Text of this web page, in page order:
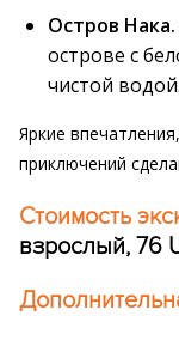
Остров Нака.
острове с
чистой водой.
Яркие
приключений
Стоимость
взрослый, 76